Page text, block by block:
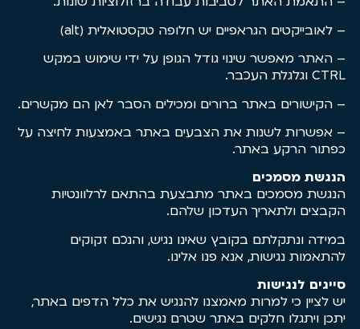
– לאובייקטים הגראפיים יש חלופה טקסטואלית (alt)
– האתר מאפשר שינוי גודל הגופן על ידי שימוש במקש
CTRL וגלגלת העכבר.
– הקישורים באתר ברורים ומכילים הסבר לאן הם מקשרים.
– אפשרות לשנות את הצבעים באתר באמצעות לחיצה על
כפתור הרקע באתר.
הנגשת מסמכים
הנגשת מסמכים באתר מתבצעת בהתאם לרלוונטיות
הקבצים ולתאריך העדכון שלהם.
במידה ונתקלתם בקובץ שאינו נגיש, והנכם זקוקים
להתאמות נגישות, אנא פנו אלינו.
סייגים לנגישות
יש לציין כי למרות מאמצנו להנגיש את כלל הדפים באתר,
יתכן ויתגלו חלקים באתר שטרם נגישים.